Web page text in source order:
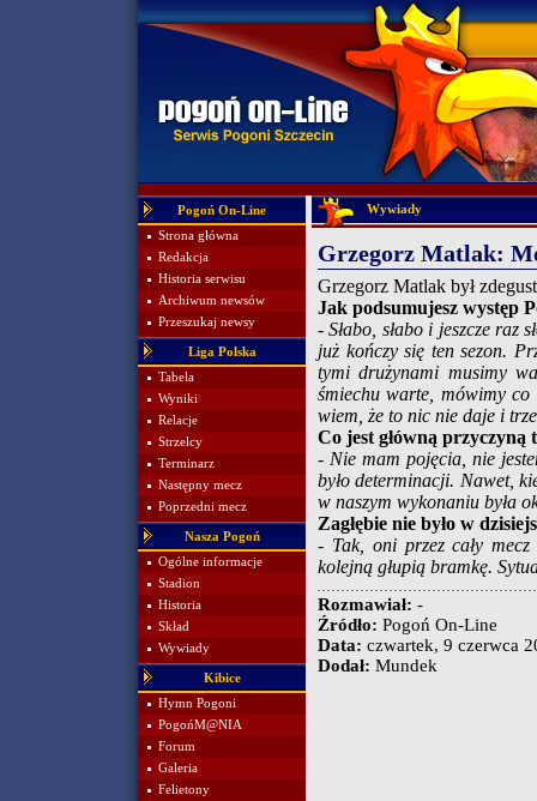
Pogoń On-Line
Strona główna
Redakcja
Historia serwisu
Archiwum newsów
Przeszukaj newsy
Liga Polska
Tabela
Wyniki
Relacje
Strzelcy
Terminarz
Następny mecz
Poprzedni mecz
Nasza Pogoń
Ogólne informacje
Stadion
Historia
Skład
Wywiady
Kibice
Hymn Pogoni
PogońM@NIA
Forum
Galeria
Felietony
Wywiady
Grzegorz Matlak:
Grzegorz Matlak był
Jak podsumujesz występ
- Słabo, słabo i jeszcze raz
już kończy się ten sezon.
tymi drużynami musimy
śmiechu warte, mówimy
wiem, że to nic nie daje i
Co jest główną przyczyną
- Nie mam pojęcia, nie
było determinacji. Nawet,
w naszym wykonaniu była
Zagłębie nie było w
- Tak, oni przez cały
kolejną głupią bramkę.
Rozmawiał: -
Źródło: Pogoń On-Line
Data: czwartek, 9 czerwca
Dodał: Mundek